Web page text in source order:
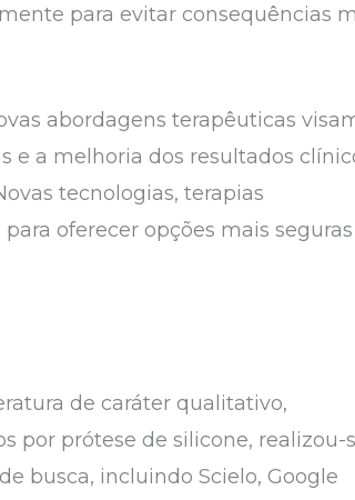
para evitar consequências
abordagens terapêuticas
e a melhoria dos resultados
tecnologias, terapias
oferecer opções mais
de caráter qualitativo,
por prótese de silicone, realizou-
busca, incluindo Scielo, Google